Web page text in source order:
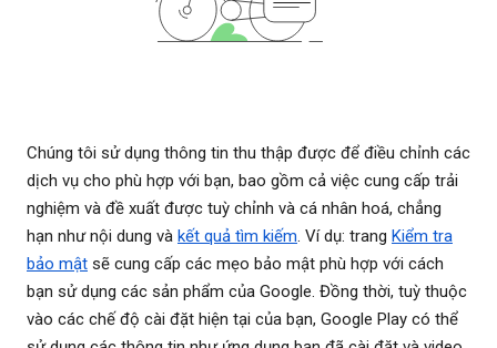
Chúng tôi sử dụng thông tin thu thập được để điều chỉnh các
dịch vụ cho phù hợp với bạn, bao gồm cả việc cung cấp trải
nghiệm và đề xuất được tuỳ chỉnh và cá nhân hoá, chẳng
hạn như nội dung và kết quả tìm kiếm. Ví dụ: trang Kiểm tra
bảo mật sẽ cung cấp các mẹo bảo mật phù hợp với cách
bạn sử dụng các sản phẩm của Google. Đồng thời, tuỳ thuộc
vào các chế độ cài đặt hiện tại của bạn, Google Play có thể